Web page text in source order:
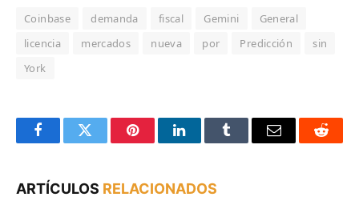
Coinbase demanda fiscal Gemini
General
licencia
mercados nueva por Predicción
sin
York
FacebookTwitter PinterestLinkedInTumblr Email Reddit
ARTÍCULOS RELACIONADOS